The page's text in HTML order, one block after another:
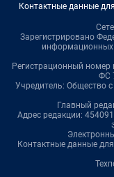
Контактные данные
Зарегистрировано
информационных
Регистрационный
ФС
Учредитель: Общество
Главный
Адрес редакции:
Контактные данные